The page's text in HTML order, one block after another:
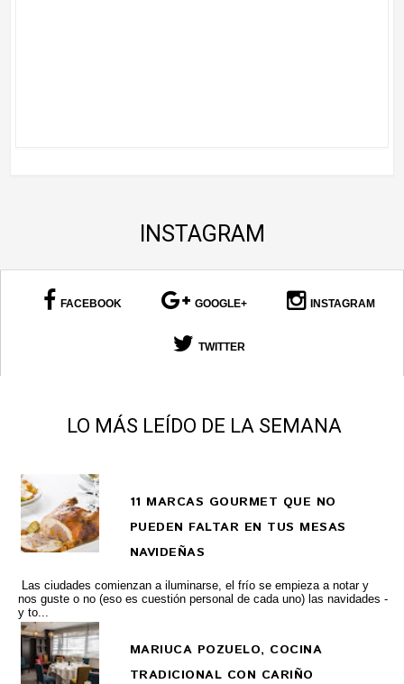
INSTAGRAM
FACEBOOK GOOGLE+ INSTAGRAM
TWITTER
LO MÁS LEÍDO DE LA SEMANA
11 MARCAS GOURMET QUE NO
PUEDEN FALTAR EN TUS MESAS
NAVIDEÑAS
Las ciudades comienzan a iluminarse, el frío se empieza a notar y
nos guste o no (eso es cuestión personal de cada uno) las navidades -
y to...
MARIUCA POZUELO, COCINA
TRADICIONAL CON CARIÑO